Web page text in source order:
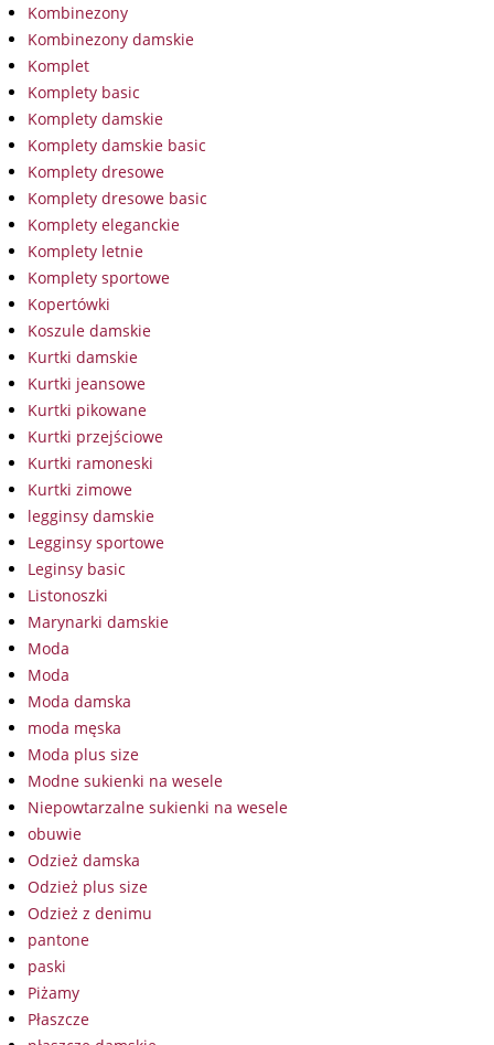
Kombinezony
Kombinezony damskie
Komplet
Komplety basic
Komplety damskie
Komplety damskie basic
Komplety dresowe
Komplety dresowe basic
Komplety eleganckie
Komplety letnie
Komplety sportowe
Kopertówki
Koszule damskie
Kurtki damskie
Kurtki jeansowe
Kurtki pikowane
Kurtki przejściowe
Kurtki ramoneski
Kurtki zimowe
legginsy damskie
Legginsy sportowe
Leginsy basic
Listonoszki
Marynarki damskie
Moda
Moda
Moda damska
moda męska
Moda plus size
Modne sukienki na wesele
Niepowtarzalne sukienki na wesele
obuwie
Odzież damska
Odzież plus size
Odzież z denimu
pantone
paski
Piżamy
Płaszcze